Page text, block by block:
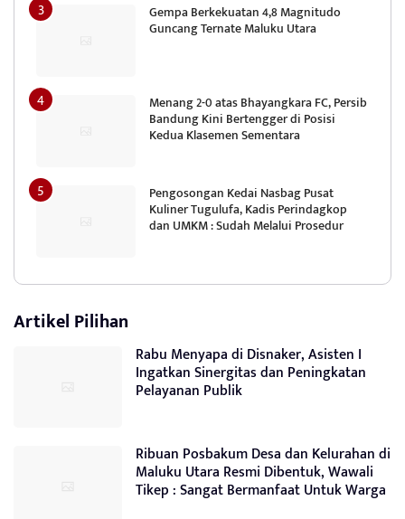
Gempa Berkekuatan 4,8 Magnitudo
Guncang Ternate Maluku Utara
Menang 2-0 atas Bhayangkara FC, Persib
Bandung Kini Bertengger di Posisi
Kedua Klasemen Sementara
Pengosongan Kedai Nasbag Pusat
Kuliner Tugulufa, Kadis Perindagkop
dan UMKM : Sudah Melalui Prosedur
Artikel Pilihan
Rabu Menyapa di Disnaker, Asisten I
Ingatkan Sinergitas dan Peningkatan
Pelayanan Publik
Ribuan Posbakum Desa dan Kelurahan di
Maluku Utara Resmi Dibentuk, Wawali
Tikep : Sangat Bermanfaat Untuk Warga